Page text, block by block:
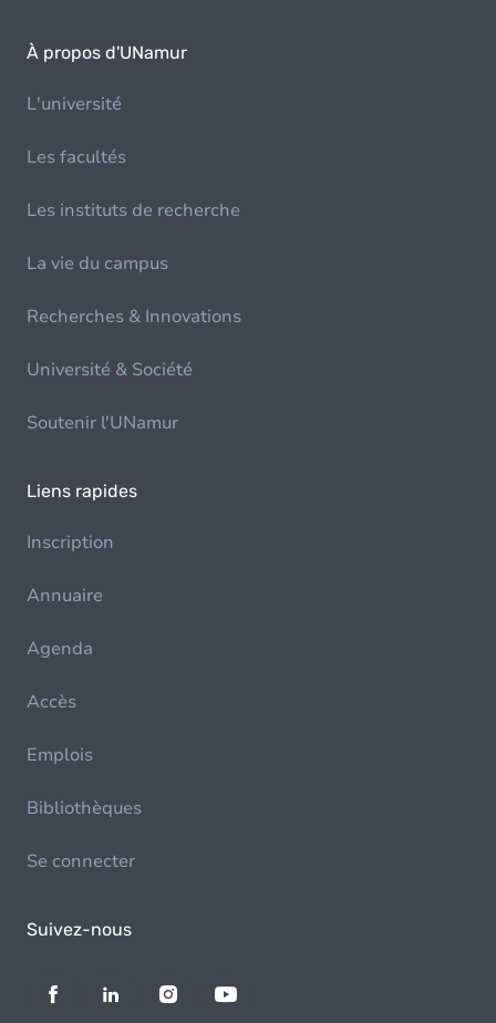
À propos d'UNamur
L'université
Les facultés
Les instituts de recherche
La vie du campus
Recherches & Innovations
Université & Société
Soutenir l'UNamur
Liens rapides
Inscription
Annuaire
Agenda
Accès
Emplois
Bibliothèques
Se connecter
Suivez-nous